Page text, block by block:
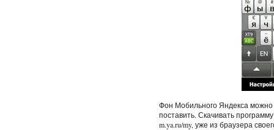
Фон Мобильного Яндекса
поставить. Скачивать
m.ya.ru/my, уже из браузера